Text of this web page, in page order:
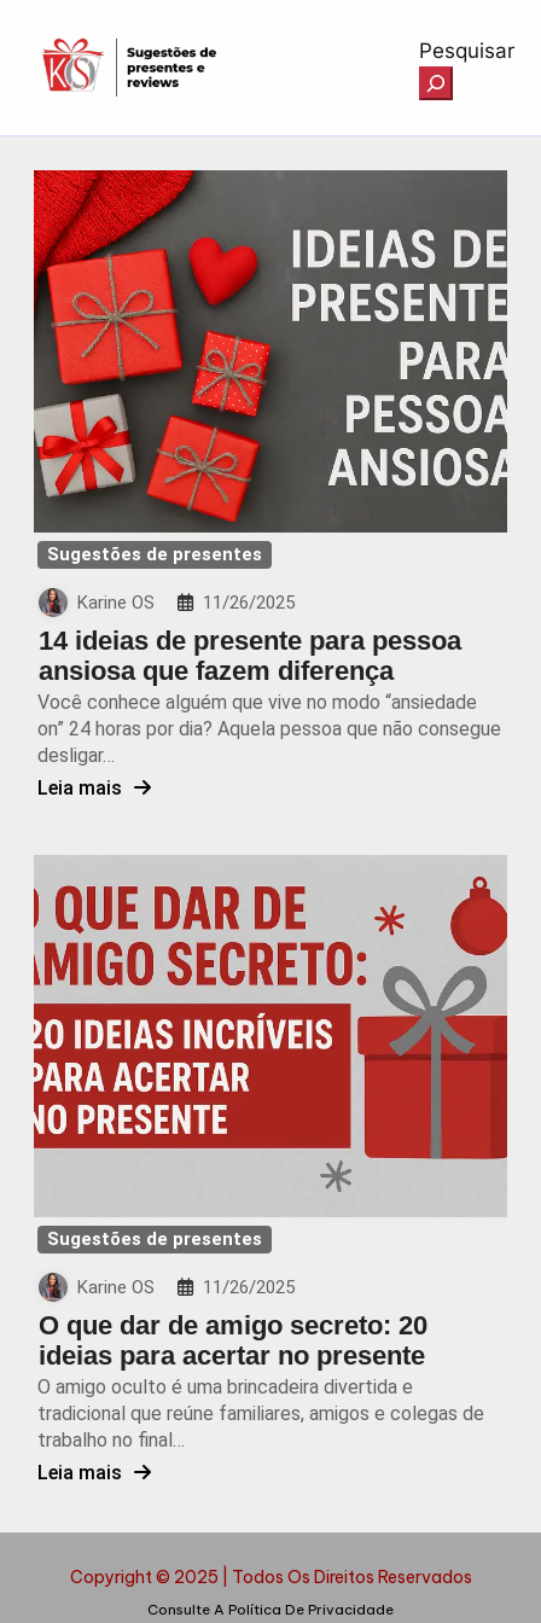
Pesquisar
Sugestões de presentes
Karine OS 11/26/2025
14 ideias de presente para pessoa
ansiosa que fazem diferença
Você conhece alguém que vive no modo “ansiedade
on” 24 horas por dia? Aquela pessoa que não consegue
desligar…
Leia mais
Sugestões de presentes
Karine OS 11/26/2025
O que dar de amigo secreto: 20
ideias para acertar no presente
O amigo oculto é uma brincadeira divertida e
tradicional que reúne familiares, amigos e colegas de
trabalho no final…
Leia mais
Copyright © 2025 | Todos Os Direitos Reservados
Consulte A Política De Privacidade